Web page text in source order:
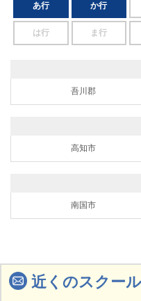
あ行 か行
は行 ま行
吾川郡
高知市
南国市
近くのスクー